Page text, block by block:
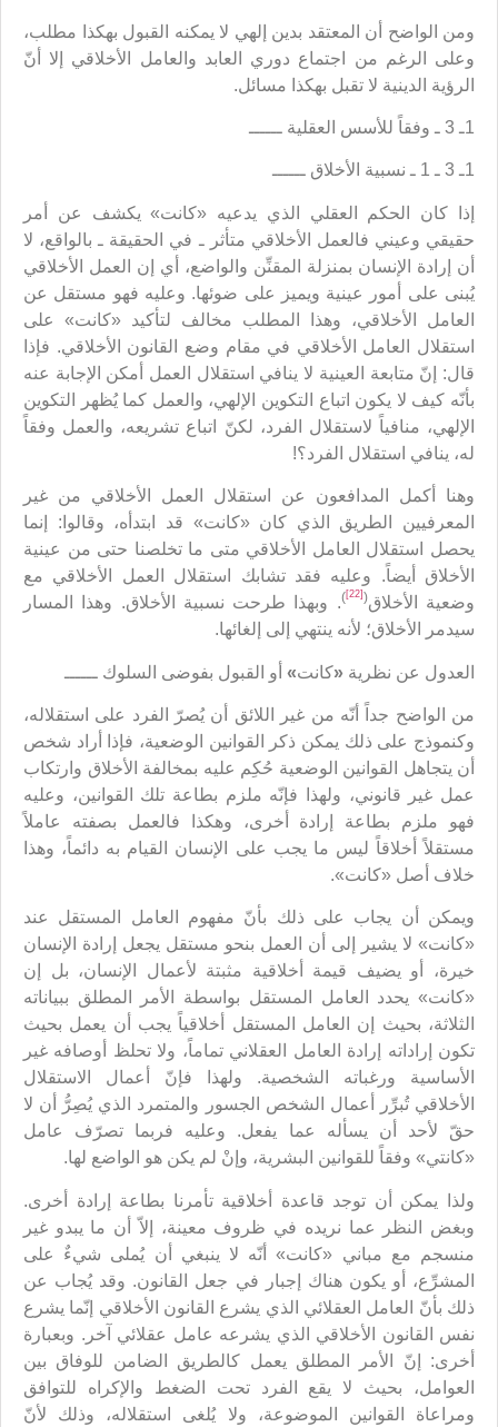
ومن الواضح أن المعتقد بدين إلهي لا يمكنه القبول بهكذا مطلب،
وعلى الرغم من اجتماع دوري العابد والعامل الأخلاقي إلا أنّ
الرؤية الدينية لا تقبل بهكذا مسائل.
1ـ 3 ـ وفقاً للأسس العقلية ــــــ
1ـ 3 ـ 1 ـ نسبية الأخلاق ــــــ
إذا كان الحكم العقلي الذي يدعيه «كانت» يكشف عن أمر
حقيقي وعيني فالعمل الأخلاقي متأثر ـ في الحقيقة ـ بالواقع، لا
أن إرادة الإنسان بمنزلة المقنِّن والواضع، أي إن العمل الأخلاقي
يُبنى على أمور عينية ويميز على ضوئها. وعليه فهو مستقل عن
العامل الأخلاقي، وهذا المطلب مخالف لتأكيد «كانت» على
استقلال العامل الأخلاقي في مقام وضع القانون الأخلاقي. فإذا
قال: إنّ متابعة العينية لا ينافي استقلال العمل أمكن الإجابة عنه
بأنّه كيف لا يكون اتباع التكوين الإلهي، والعمل كما يُظهر التكوين
الإلهي، منافياً لاستقلال الفرد، لكنّ اتباع تشريعه، والعمل وفقاً
له، ينافي استقلال الفرد؟!
وهنا أكمل المدافعون عن استقلال العمل الأخلاقي من غير
المعرفيين الطريق الذي كان «كانت» قد ابتدأه، وقالوا: إنما
يحصل استقلال العامل الأخلاقي متى ما تخلصنا حتى من عينية
الأخلاق أيضاً. وعليه فقد تشابك استقلال العمل الأخلاقي مع
وضعية الأخلاق(
[22]
). وبهذا طرحت نسبية الأخلاق. وهذا المسار
سيدمر الأخلاق؛ لأنه ينتهي إلى إلغائها.
العدول عن نظرية «كانت» أو القبول بفوضى السلوك ــــــ
من الواضح جداً أنّه من غير اللائق أن يُصرّ الفرد على استقلاله،
وكنموذج على ذلك يمكن ذكر القوانين الوضعية، فإذا أراد شخص
أن يتجاهل القوانين الوضعية حُكِم عليه بمخالفة الأخلاق وارتكاب
عمل غير قانوني، ولهذا فإنّه ملزم بطاعة تلك القوانين، وعليه
فهو ملزم بطاعة إرادة أخرى، وهكذا فالعمل بصفته عاملاً
مستقلاً أخلاقاً ليس ما يجب على الإنسان القيام به دائماً، وهذا
خلاف أصل «كانت».
ويمكن أن يجاب على ذلك بأنّ مفهوم العامل المستقل عند
«كانت» لا يشير إلى أن العمل بنحو مستقل يجعل إرادة الإنسان
خيرة، أو يضيف قيمة أخلاقية مثبتة لأعمال الإنسان، بل إن
«كانت» يحدد العامل المستقل بواسطة الأمر المطلق ببياناته
الثلاثة، بحيث إن العامل المستقل أخلاقياً يجب أن يعمل بحيث
تكون إراداته إرادة العامل العقلاني تماماً، ولا تحلظ أوصافه غير
الأساسية ورغباته الشخصية. ولهذا فإنّ أعمال الاستقلال
الأخلاقي تُبرِّر أعمال الشخص الجسور والمتمرد الذي يُصِرُّ أن لا
حقّ لأحد أن يسأله عما يفعل. وعليه فربما تصرّف عامل
«كانتي» وفقاً للقوانين البشرية، وإنْ لم يكن هو الواضع لها.
ولذا يمكن أن توجد قاعدة أخلاقية تأمرنا بطاعة إرادة أخرى.
وبغض النظر عما نريده في ظروف معينة، إلاّ أن ما يبدو غير
منسجم مع مباني «كانت» أنّه لا ينبغي أن يُملى شيءٌ على
المشرِّع، أو يكون هناك إجبار في جعل القانون. وقد يُجاب عن
ذلك بأنّ العامل العقلائي الذي يشرع القانون الأخلاقي إنّما يشرع
نفس القانون الأخلاقي الذي يشرعه عامل عقلائي آخر. وبعبارة
أخرى: إنّ الأمر المطلق يعمل كالطريق الضامن للوفاق بين
العوامل، بحيث لا يقع الفرد تحت الضغط والإكراه للتوافق
ومراعاة القوانين الموضوعة، ولا يُلغى استقلاله، وذلك لأنّ